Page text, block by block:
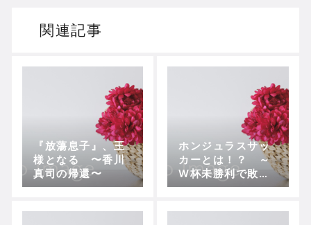
関連記事
『放蕩息子』、王
様となる 〜香川
真司の帰還〜
ホンジュラスサッ
カーとは！？ ～
W杯未勝利で敗退
＆監督交代、ロン
を還元できないな